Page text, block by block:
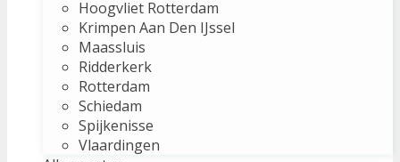
Hoogvliet Rotterdam
Krimpen Aan Den IJssel
Maassluis
Ridderkerk
Rotterdam
Schiedam
Spijkenisse
Vlaardingen